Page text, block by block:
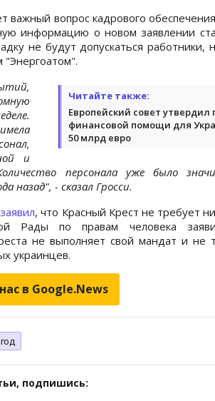
важный вопрос кадрового
информацию о новом заявлении
не будут допускаться работники,
"Энергоатом".
Читайте также:
Европейский совет утвердил
финансовой помощи для
50 млрд евро
и
персонала уже было
назад", - сказал Гросси.
заявил, что Красный Крест не требует
Рады по правам человека
не выполняет свой мандат и не
украинцев.
в Google.News
подпишись: